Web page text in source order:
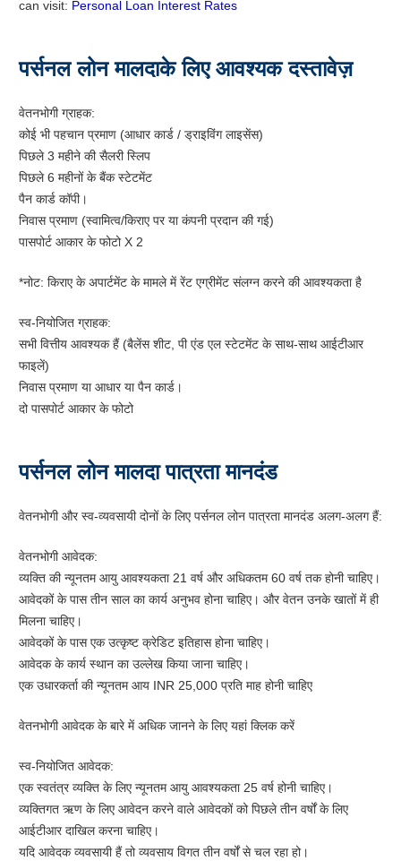
can visit: Personal Loan Interest Rates
पर्सनल लोन मालदाके लिए आवश्यक दस्तावेज़
वेतनभोगी ग्राहक:
कोई भी पहचान प्रमाण (आधार कार्ड / ड्राइविंग लाइसेंस)
पिछले 3 महीने की सैलरी स्लिप
पिछले 6 महीनों के बैंक स्टेटमेंट
पैन कार्ड कॉपी।
निवास प्रमाण (स्वामित्व/किराए पर या कंपनी प्रदान की गई)
पासपोर्ट आकार के फोटो X 2
*नोट: किराए के अपार्टमेंट के मामले में रेंट एग्रीमेंट संलग्न करने की आवश्यकता है
स्व-नियोजित ग्राहक:
सभी वित्तीय आवश्यक हैं (बैलेंस शीट, पी एंड एल स्टेटमेंट के साथ-साथ आईटीआर
फाइलें)
निवास प्रमाण या आधार या पैन कार्ड।
दो पासपोर्ट आकार के फोटो
पर्सनल लोन मालदा पात्रता मानदंड
वेतनभोगी और स्व-व्यवसायी दोनों के लिए पर्सनल लोन पात्रता मानदंड अलग-अलग हैं:
वेतनभोगी आवेदक:
व्यक्ति की न्यूनतम आयु आवश्यकता 21 वर्ष और अधिकतम 60 वर्ष तक होनी चाहिए।
आवेदकों के पास तीन साल का कार्य अनुभव होना चाहिए। और वेतन उनके खातों में ही
मिलना चाहिए।
आवेदकों के पास एक उत्कृष्ट क्रेडिट इतिहास होना चाहिए।
आवेदक के कार्य स्थान का उल्लेख किया जाना चाहिए।
एक उधारकर्ता की न्यूनतम आय INR 25,000 प्रति माह होनी चाहिए
वेतनभोगी आवेदक के बारे में अधिक जानने के लिए यहां क्लिक करें
स्व-नियोजित आवेदक:
एक स्वतंत्र व्यक्ति के लिए न्यूनतम आयु आवश्यकता 25 वर्ष होनी चाहिए।
व्यक्तिगत ऋण के लिए आवेदन करने वाले आवेदकों को पिछले तीन वर्षों के लिए
आईटीआर दाखिल करना चाहिए।
यदि आवेदक व्यवसायी हैं तो व्यवसाय विगत तीन वर्षों से चल रहा हो।